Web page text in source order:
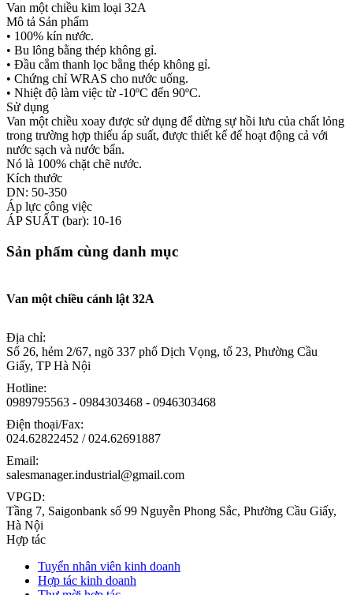
Van một chiều kim loại 32A
Mô tả Sản phẩm
• 100% kín nước.
• Bu lông bằng thép không gỉ.
• Đầu cắm thanh lọc bằng thép không gỉ.
• Chứng chỉ WRAS cho nước uống.
• Nhiệt độ làm việc từ -10ºC đến 90ºC.
Sử dụng
Van một chiều xoay được sử dụng để dừng sự hồi lưu của chất lỏng
trong trường hợp thiếu áp suất, được thiết kế để hoạt động cả với
nước sạch và nước bẩn.
Nó là 100% chặt chẽ nước.
Kích thước
DN: 50-350
Áp lực công việc
ÁP SUẤT (bar): 10-16
Sản phẩm cùng danh mục
Van một chiều cánh lật 32A
Địa chỉ:
Số 26, hẻm 2/67, ngõ 337 phố Dịch Vọng, tổ 23, Phường Cầu
Giấy, TP Hà Nội
Hotline:
0989795563 - 0984303468 - 0946303468
Điện thoại/Fax:
024.62822452 / 024.62691887
Email:
salesmanager.industrial@gmail.com
VPGD:
Tầng 7, Saigonbank số 99 Nguyễn Phong Sắc, Phường Cầu Giấy,
Hà Nội
Hợp tác
Tuyển nhân viên kinh doanh
Hợp tác kinh doanh